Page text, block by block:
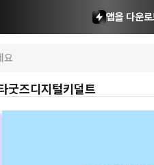
앱을 다운
굿즈디지털키덜트